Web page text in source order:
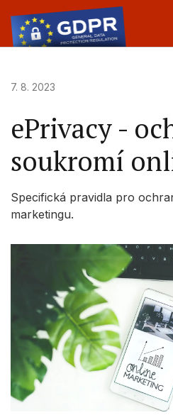
7. 8. 2023
ePrivacy -
soukromí
Specifická pravidla pro
marketingu.